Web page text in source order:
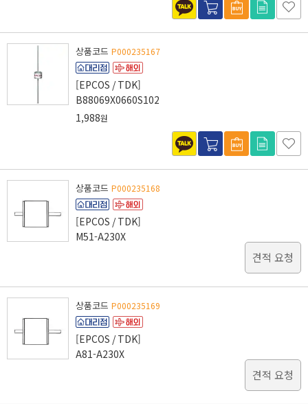
상품코드 P000235167
[EPCOS / TDK]
B88069X0660S102
1,988원
상품코드 P000235168
[EPCOS / TDK]
M51-A230X
견적 요청
상품코드 P000235169
[EPCOS / TDK]
A81-A230X
견적 요청